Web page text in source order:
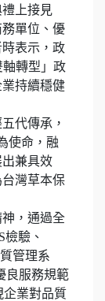
上接見
務單位、優
表示，政
轉型」政
持續穩健
代傳承，
使命，融
兼具效
灣草本保
，通過全
驗、
管理系
良服務規範
企業對品質